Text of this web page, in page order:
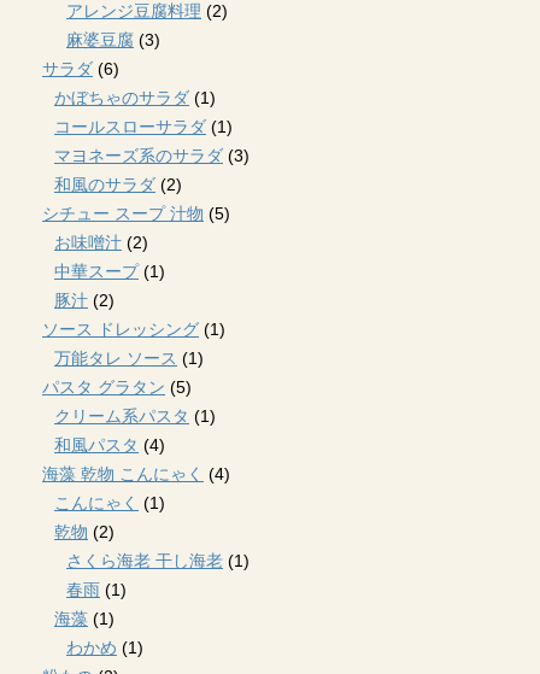
アレンジ豆腐料理 (2)
麻婆豆腐 (3)
サラダ (6)
かぼちゃのサラダ (1)
コールスローサラダ (1)
マヨネーズ系のサラダ (3)
和風のサラダ (2)
シチュー スープ 汁物 (5)
お味噌汁 (2)
中華スープ(1)
豚汁 (2)
ソース ドレッシング (1)
万能タレ ソース (1)
パスタ グラタン (5)
クリーム系パスタ (1)
和風パスタ (4)
海藻 乾物 こんにゃく (4)
こんにゃく (1)
乾物 (2)
さくら海老 干し海老 (1)
春雨 (1)
海藻 (1)
わかめ (1)